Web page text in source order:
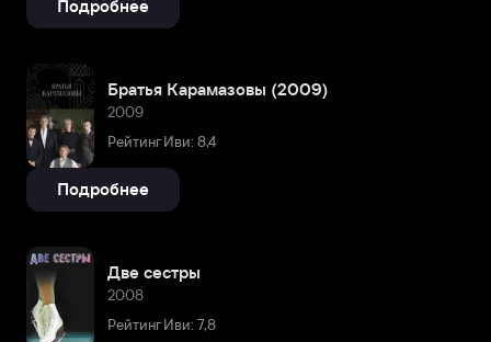
Подробнее
Братья Карамазовы (2009)
2009
Рейтинг Иви: 8,4
Подробнее
Две сестры
2008
Рейтинг Иви: 7,8